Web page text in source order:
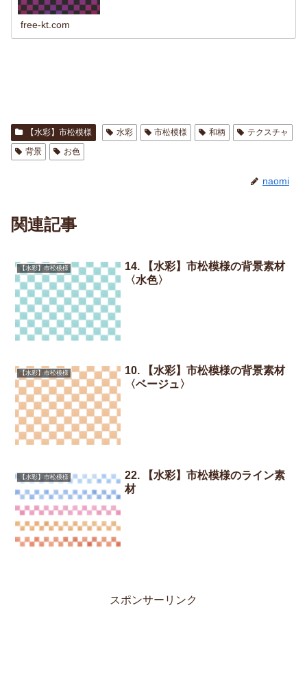
free-kt.com
【水彩】市松模様 水彩 市松模様 和柄
テクスチャ
背景
お色
naomi
関連記事
【水彩】市松模様
14. 【水彩】市松模様の背景素材
〈水色〉
【水彩】市松模様
10. 【水彩】市松模様の背景素材
〈ベージュ〉
【水彩】市松模様
22. 【水彩】市松模様のライン素
材
スポンサーリンク